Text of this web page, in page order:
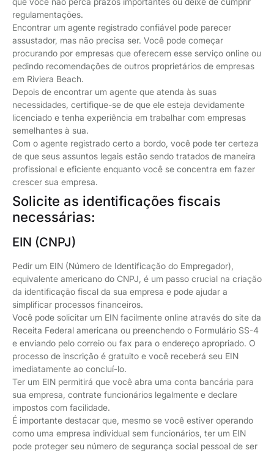
regulamentações.
Encontrar um agente registrado confiável pode parecer
assustador, mas não precisa ser. Você pode começar
procurando por empresas que oferecem esse serviço online ou
pedindo recomendações de outros proprietários de empresas
em Riviera Beach.
Depois de encontrar um agente que atenda às suas
necessidades, certifique-se de que ele esteja devidamente
licenciado e tenha experiência em trabalhar com empresas
semelhantes à sua.
Com o agente registrado certo a bordo, você pode ter certeza
de que seus assuntos legais estão sendo tratados de maneira
profissional e eficiente enquanto você se concentra em fazer
crescer sua empresa.
Solicite as identificações fiscais
necessárias:
EIN (CNPJ)
Pedir um EIN (Número de Identificação do Empregador),
equivalente americano do CNPJ, é um passo crucial na criação
da identificação fiscal da sua empresa e pode ajudar a
simplificar processos financeiros.
Você pode solicitar um EIN facilmente online através do site da
Receita Federal americana ou preenchendo o Formulário SS-4
e enviando pelo correio ou fax para o endereço apropriado. O
processo de inscrição é gratuito e você receberá seu EIN
imediatamente ao concluí-lo.
Ter um EIN permitirá que você abra uma conta bancária para
sua empresa, contrate funcionários legalmente e declare
impostos com facilidade.
É importante destacar que, mesmo se você estiver operando
como uma empresa individual sem funcionários, ter um EIN
pode proteger seu número de segurança social pessoal de ser